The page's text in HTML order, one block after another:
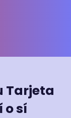
Tarjeta
o sí